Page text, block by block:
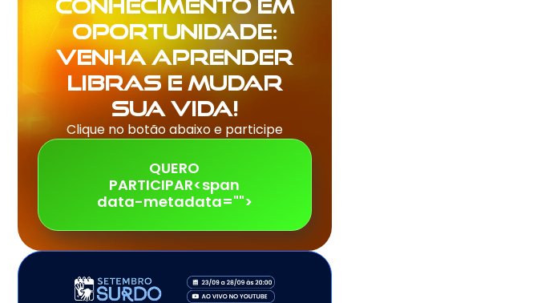
conhecimento em
oportunidade:
venha aprender
Libras e mudar
sua vida!
Clique no botão abaixo e participe
QUERO
PARTICIPAR<span
data-metadata="">